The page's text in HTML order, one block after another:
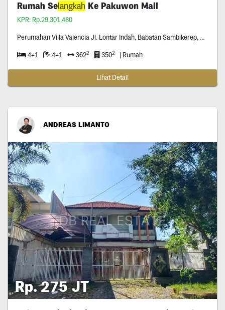
Rumah Selangkah Ke Pakuwon Mall
KPR: Rp.29,301,480
Perumahan Villa Valencia Jl. Lontar Indah, Babatan Sambikerep, Surabaya
4+1 4+1 3622 3502 | Rumah
Lihat Detail
ANDREAS LIMANTO
Rp. 275 JT